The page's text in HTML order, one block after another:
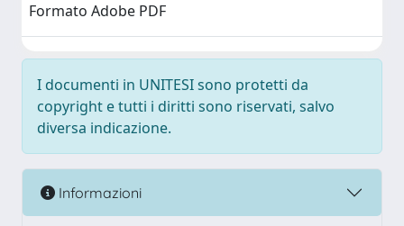
Formato Adobe PDF
I documenti in UNITESI sono protetti da
copyright e tutti i diritti sono riservati, salvo
diversa indicazione.
Informazioni